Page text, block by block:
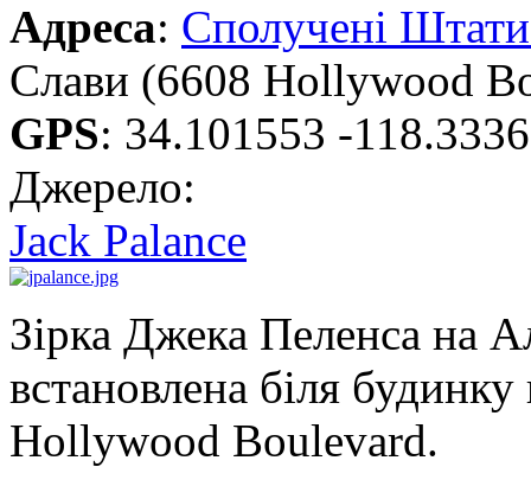
Адреса: Сполучені
Слави (6608 Hollywood
GPS: 34.101553 -
Джерело:
Jack Palance
Зірка Джека Пеленса на
встановлена біля
Hollywood Boulevard.